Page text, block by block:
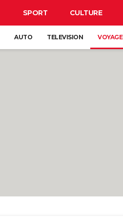
SPORT CULTURE
AUTO TELEVISION VOYAGE